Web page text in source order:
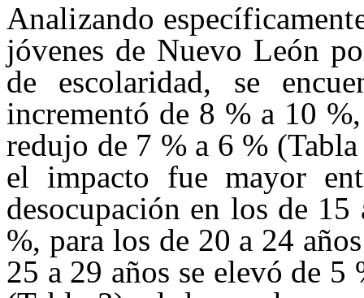
Analizando
jóvenes de Nuevo León
de escolaridad, se
incrementó de 8 % a 10
redujo de 7 % a 6 %
el impacto fue mayor
desocupación en los de
%, para los de 20 a 24
25 a 29 años se elevó de